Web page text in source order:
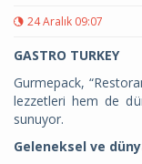
24 Aralık 09:07
GASTRO TURKEY
Gurmepack,
lezzetleri hem de
sunuyor.
Geleneksel ve